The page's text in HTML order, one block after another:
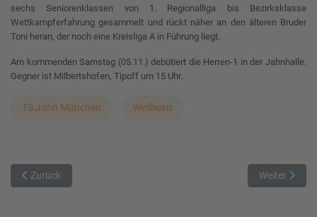
sechs Seniorenklassen von 1. Regionalliga bis Bezirksklasse
Wettkampferfahrung gesammelt und rückt näher an den älteren Bruder
Toni heran, der noch eine Kreisliga A in Führung liegt.
Am kommenden Samstag (05.11.) debütiert die Herren-1 in der Jahnhalle.
Gegner ist Milbertshofen, Tipoff um 15 Uhr.
TS Jahn München Weilheim
Vorheriger Beitrag: MIL Baskets feiern ersten Saisonsieg
Zurück Nächster
Weiter